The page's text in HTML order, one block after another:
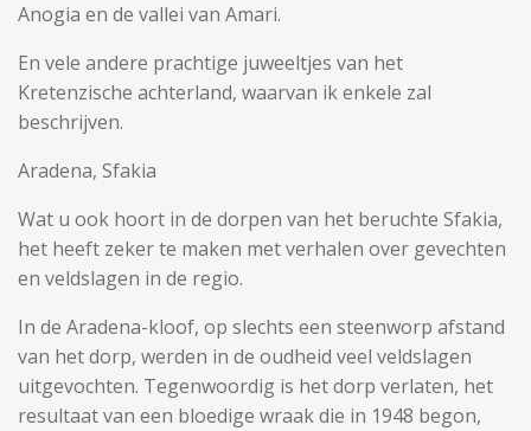
Anogia en de vallei van Amari.
En vele andere prachtige juweeltjes van het
Kretenzische achterland, waarvan ik enkele zal
beschrijven.
Aradena, Sfakia
Wat u ook hoort in de dorpen van het beruchte Sfakia,
het heeft zeker te maken met verhalen over gevechten
en veldslagen in de regio.
In de Aradena-kloof, op slechts een steenworp afstand
van het dorp, werden in de oudheid veel veldslagen
uitgevochten. Tegenwoordig is het dorp verlaten, het
resultaat van een bloedige wraak die in 1948 begon,